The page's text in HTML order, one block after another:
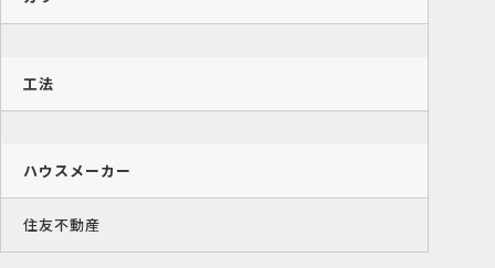
工法
ハウスメーカー
住友不動産